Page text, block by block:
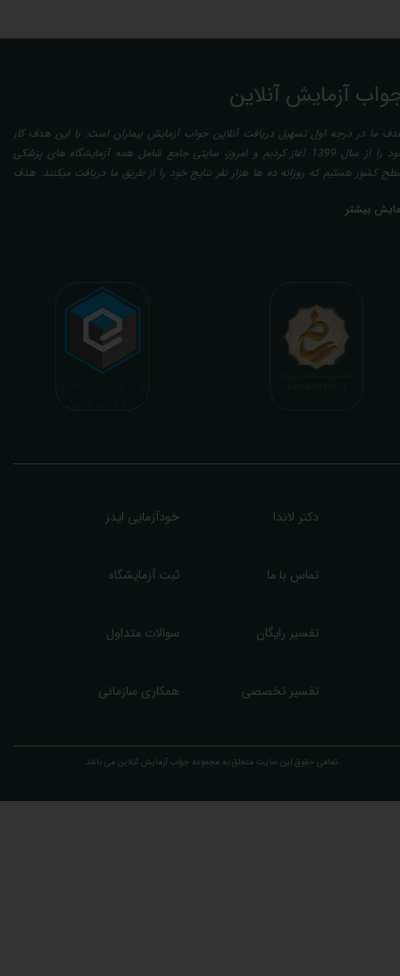
تمامی حقوق این سایت متعلق به مجموعه ​جواب آزمایش آنلاین می باشد.
آزمایش آنلاین
ما در درجه اول تسهیل دریافت آنلاین جواب آزمایش بیماران است. با این هدف کار
خود را از سال 1399 آغاز کردیم و امروز، سایتی جامع شامل همه آزمایشگاه های پزشکی
کشور هستیم که روزانه ده ها هزار نفر نتایج خود را از طریق ما دریافت میکنند. هدف
با تایید و مهر پزشک متخصص) میباشد. رسالت ما در تفسیر، استخراج حداکثر
بیمه ها، افزایش تمایل افراد به انجام آزمایش (با دریافت اطلاعاتی دقیقتر، کاربردی، قابل
و شخصی سازی شده) میگردد. تا درنهایت به جامعه ای سالم تر برای تبدیل شدن به
پیشرفته (دیر و زود داره سوخت و سوز نداره...) برسیم. قابل ذکر است که جواب
آنلاین به نتایج هیچ یک از کاربران بصورت مستقیم دسترسی ندارد و موارد تفسیر نیز
با درخواست و ارسال خود کاربر انجام میگیرد و ما تابع اصول اخلاق پزشکی و حرفه ای
بیشتر
دکتر لاندا
تفسیر تخصصی
تفسیر رایگان
خودآزمایی ایدز
ثبت آزمایشگاه تماس با ما
سوالات متداول
همکاری سازمانی